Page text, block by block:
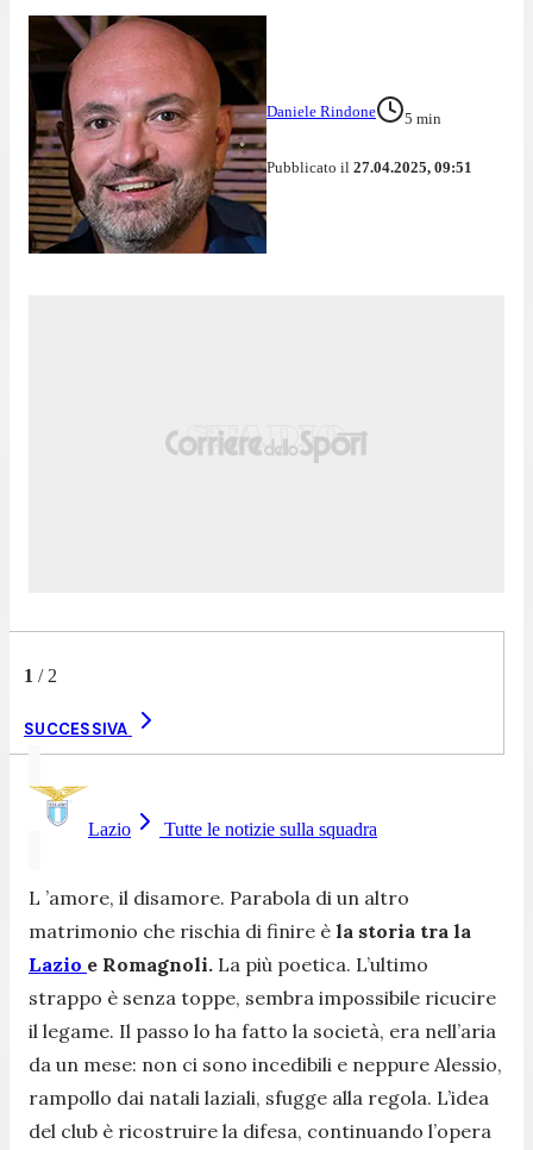
Daniele Rindone 5 min
Pubblicato il 27.04.2025, 09:51
1 / 2
SUCCESSIVA
Lazio Tutte le notizie sulla squadra
L ’amore, il disamore. Parabola di un altro
matrimonio che rischia di finire è la storia tra la
Lazio e Romagnoli. La più poetica. L’ultimo
strappo è senza toppe, sembra impossibile ricucire
il legame. Il passo lo ha fatto la società, era nell’aria
da un mese: non ci sono incedibili e neppure Alessio,
rampollo dai natali laziali, sfugge alla regola. L’idea
del club è ricostruire la difesa, continuando l’opera